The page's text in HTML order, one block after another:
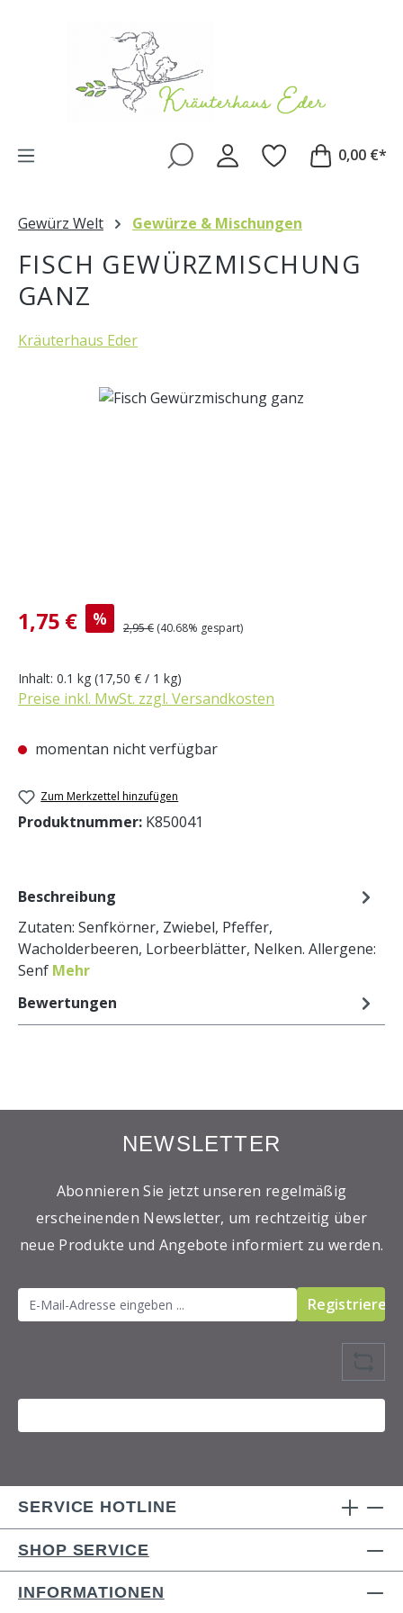
0,00 €*
Gewürz Welt Gewürze & Mischungen
FISCH GEWÜRZMISCHUNG
GANZ
Kräuterhaus Eder
Bildergalerie überspringen
Verkaufspreis:
1,75 € % Regulärer Preis:
2,95 € (40.68% gespart)
Inhalt: 0.1 kg (17,50 € / 1 kg)
Preise inkl. MwSt. zzgl. Versandkosten
momentan nicht verfügbar
Zum Merkzettel hinzufügen
Produktnummer: K850041
Beschreibung
Zutaten: Senfkörner, Zwiebel, Pfeffer,
Wacholderbeeren, Lorbeerblätter, Nelken. Allergene:
Senf Mehr
Bewertungen
NEWSLETTER
Abonnieren Sie jetzt unseren regelmäßig
erscheinenden Newsletter, um rechtzeitig über
neue Produkte und Angebote informiert zu werden.
Registrieren
SERVICE HOTLINE
SHOP SERVICE
INFORMATIONEN